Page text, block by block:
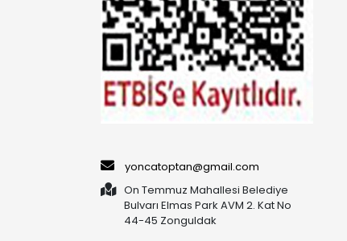
yoncatoptan@gmail.com
On Temmuz Mahallesi Belediye
Bulvarı Elmas Park AVM 2. Kat No
44-45 Zonguldak